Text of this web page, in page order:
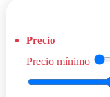
Precio mínimo